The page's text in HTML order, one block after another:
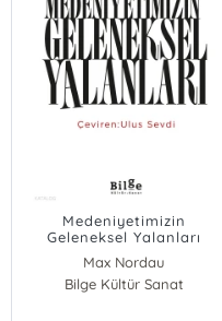
Medeniyetimizin
Geleneksel Yalanları
Max Nordau
Bilge Kültür Sanat